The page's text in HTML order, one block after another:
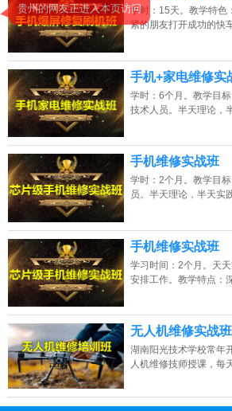
2026年8月8号_天津_陈同学（137****3630）报名:
2026年8月8号_广西_林同学（135****1919）报名:
学时：15天。教学特色
紧的朋友打开成功的快
手机+家电维修实
学时：6个月。教学目
技术人员。半天理论，
手机维修实战班
学时：2个月。教学目
员。半天理论，半天实
手机维修实战班
学习时间：2个月。天
安排工作。教学特点：
无人机维修实战班
湖南阳光技术学校常年
人机维修技师授课，每
贵州的网友正进入本页访问